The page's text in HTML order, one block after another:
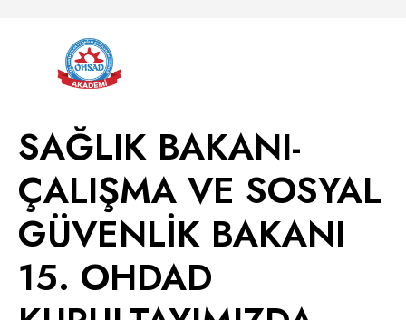
SAĞLIK BAKANI-
ÇALIŞMA VE SOSYAL
GÜVENLİK BAKANI
15. OHDAD